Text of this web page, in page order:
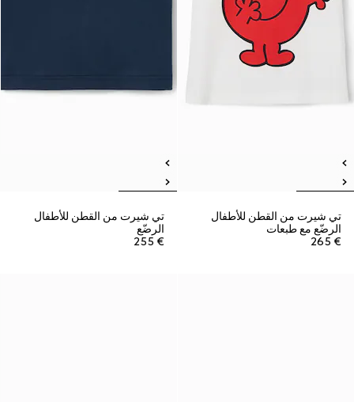
تي شيرت من القطن للأطفال
الرضّع مع طبعات
€ 265
تي شيرت من القطن للأطفال
الرضّع
€ 255